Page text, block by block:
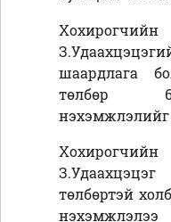
шаардлага
төлбөр
нэхэмжлэлийг
төлбөртэй